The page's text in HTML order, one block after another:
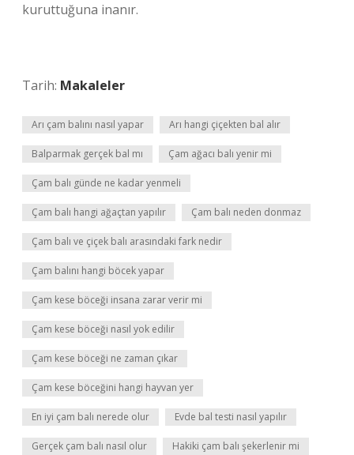
kuruttuğuna inanır.
Tarih: Makaleler
Arı çam balını nasıl yapar Arı hangi çiçekten bal alır
Balparmak gerçek bal mı Çam ağacı balı yenir mi
Çam balı günde ne kadar yenmeli
Çam balı hangi ağaçtan yapılır Çam balı neden donmaz
Çam balı ve çiçek balı arasındaki fark nedir
Çam balını hangi böcek yapar
Çam kese böceği insana zarar verir mi
Çam kese böceği nasıl yok edilir
Çam kese böceği ne zaman çıkar
Çam kese böceğini hangi hayvan yer
En iyi çam balı nerede olur Evde bal testi nasıl yapılır
Gerçek çam balı nasıl olur Hakiki çam balı şekerlenir mi